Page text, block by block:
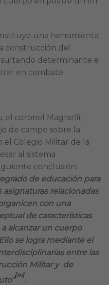
una herramienta
construcción del
determinante e
en combate.
el coronel Magnelli,
de campo sobre la
Colegio Militar de la
al sistema
conclusión:
de educación para
relacionadas
con una
de características
alcanzar un cuerpo
se logra mediante el
entre las
Militar y de
[xv]
.